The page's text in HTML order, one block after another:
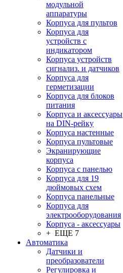
модульной
аппаратуры
Корпуса для пультов
Корпуса для
устройств с
индикатором
Корпуса устройств
сигнализ. и датчиков
Корпуса для
герметизации
Корпуса для блоков
питания
Корпуса и аксессуары
на DIN-рейку
Корпуса настенные
Корпуса пультовые
Экранирующие
корпуса
Корпуса с панелью
Корпуса для 19
дюймовых схем
Корпуса панельные
Корпуса для
электрооборудования
Корпуса - аксессуары
+ ЕЩЕ 7
Автоматика
Датчики и
преобразователи
Регулировка и